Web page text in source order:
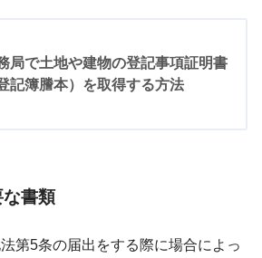
局で土地や建物の登記事項証明書
登記簿謄本）を取得する方法
書類
第5条の届出をする際に場合によっ